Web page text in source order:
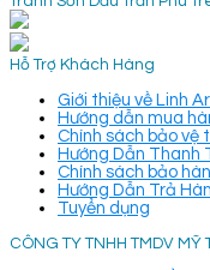
Hỗ Trợ Khách Hàng
Giới thiệu về Linh
Hướng dẫn mua
Chính sách bảo vệ
Hướng Dẫn Thanh
Chính sách bảo
Hướng Dẫn Trả
Tuyển dụng
CÔNG TY TNHH TMDV MỸ